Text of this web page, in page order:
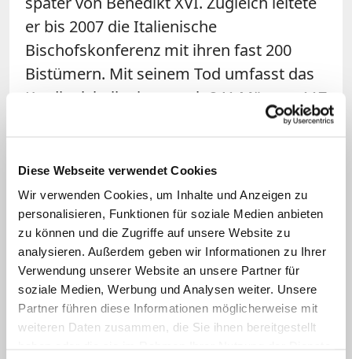
Diese Webseite verwendet Cookies
Wir verwenden Cookies, um Inhalte und Anzeigen zu
personalisieren, Funktionen für soziale Medien anbieten
zu können und die Zugriffe auf unsere Website zu
analysieren. Außerdem geben wir Informationen zu Ihrer
Verwendung unserer Website an unsere Partner für
soziale Medien, Werbung und Analysen weiter. Unsere
Partner führen diese Informationen möglicherweise mit
weiteren Daten zusammen, die Sie ihnen bereitgestellt
er bis 2007 die Italienische
Bischofskonferenz mit ihren fast 200
Bistümern. Mit seinem Tod umfasst das
Kardinalskollegium noch 241 Männer, 117
von ihnen sind unter 80 Jahre alt und
Konklave stimmberechtigt.
Große politische Veränderungen in
Italien
In seiner Zeit durchlief Italien große
Veränderungen wie den Zerfall der Partei
"Democrazia Cristiana", der